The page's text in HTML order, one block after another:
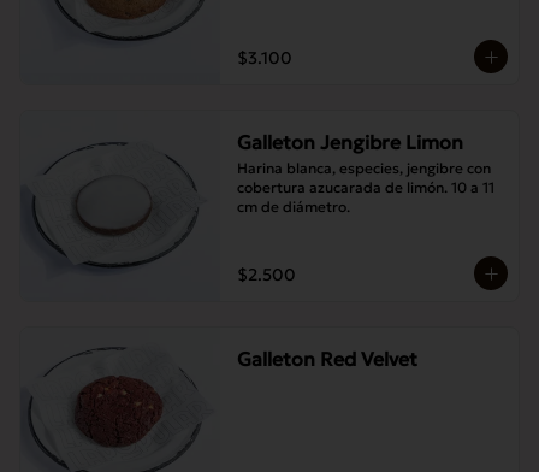
$3.100
Galleton Jengibre Limon
Harina blanca, especies, jengibre con
cobertura azucarada de limón. 10 a 11
cm de diámetro.
$2.500
Galleton Red Velvet